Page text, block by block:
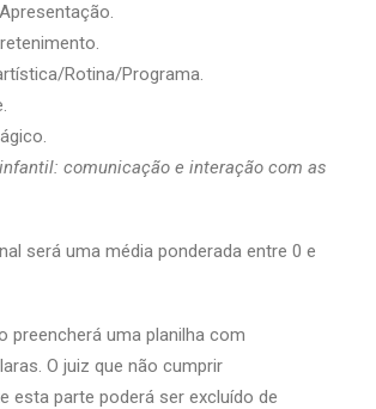
Rotina/Programa.
comunicação e interação com as
será uma média ponderada entre 0 e
preencherá uma planilha com
O juiz que não cumprir
esta parte poderá ser excluído de